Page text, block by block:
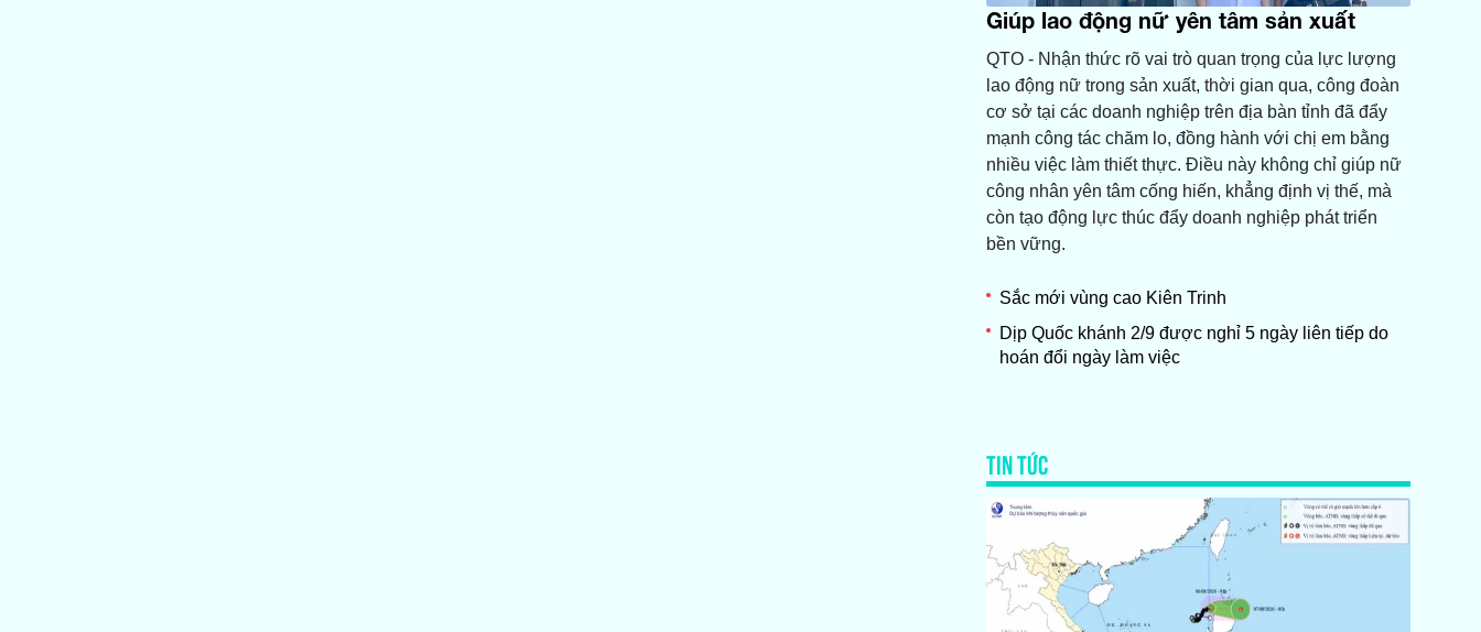
Giúp lao động nữ yên tâm sản xuất
QTO - Nhận thức rõ vai trò quan trọng của lực lượng
lao động nữ trong sản xuất, thời gian qua, công đoàn
cơ sở tại các doanh nghiệp trên địa bàn tỉnh đã đẩy
mạnh công tác chăm lo, đồng hành với chị em bằng
nhiều việc làm thiết thực. Điều này không chỉ giúp nữ
công nhân yên tâm cống hiến, khẳng định vị thế, mà
còn tạo động lực thúc đẩy doanh nghiệp phát triển
bền vững.
Sắc mới vùng cao Kiên Trinh
Dịp Quốc khánh 2/9 được nghỉ 5 ngày liên tiếp do
hoán đổi ngày làm việc
TIN TỨC